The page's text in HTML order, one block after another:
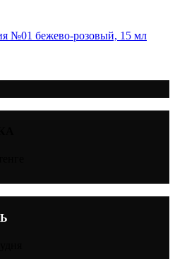
№01 бежево-розовый, 15 мл